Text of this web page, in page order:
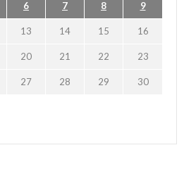
6 7 8 9
13 14 15 16
20 21 22 23
27 28 29 30